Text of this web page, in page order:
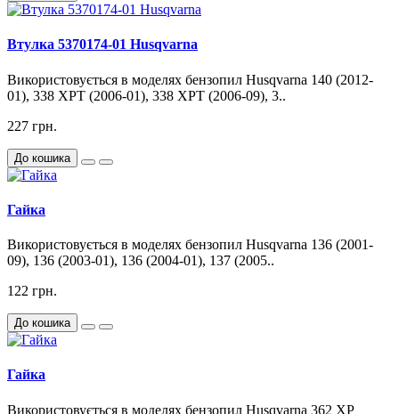
Втулка 5370174-01 Husqvarna
Використовується в моделях бензопил Husqvarna 140 (2012-
01), 338 XPT (2006-01), 338 XPT (2006-09), 3..
227 грн.
До кошика
Гайка
Використовується в моделях бензопил Husqvarna 136 (2001-
09), 136 (2003-01), 136 (2004-01), 137 (2005..
122 грн.
До кошика
Гайка
Використовується в моделях бензопил Husqvarna 362 XP